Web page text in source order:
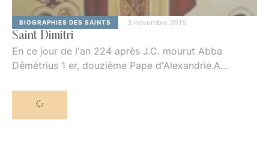
BIOGRAPHIES DES SAINTS 3 novembre 2015
Saint Dimitri
En ce jour de l'an 224 après J.C. mourut Abba
Démétrius 1 er, douzième Pape d'Alexandrie.A
d'Alexandrie, vit l'ange du Seigneur en songe. Ce
dernier l'informa que Saint Démétrius lui succèdera
en lui donnant ce signe: "Demain, un homme viendra